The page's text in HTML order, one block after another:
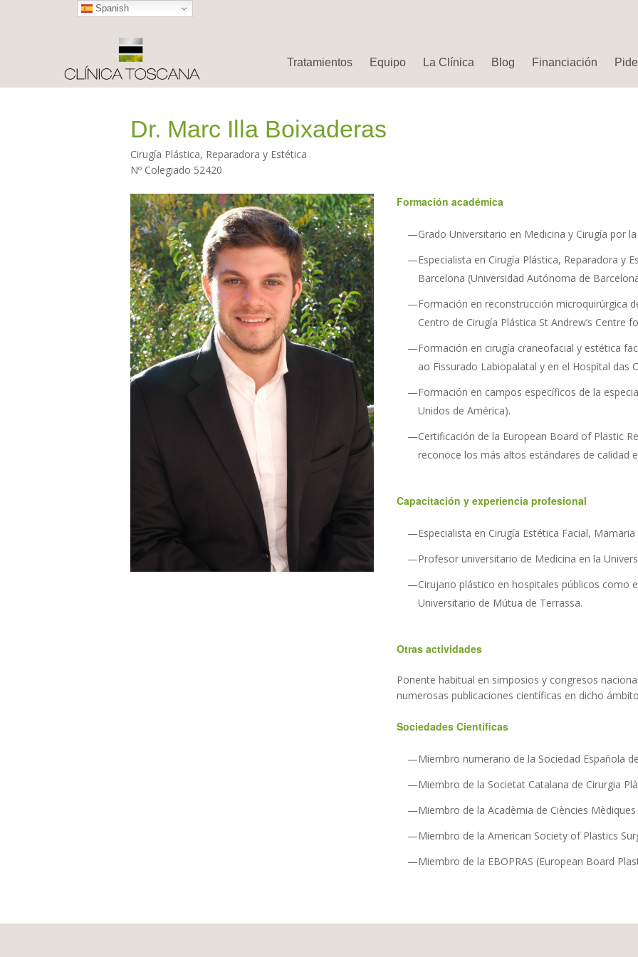
Tratamientos Equipo La Clínica Blog Financiación
Dr. Marc Illa Boixaderas
Cirugía Plástica, Reparadora y Estética
Nº Colegiado 52420
Formación académica
Grado Universitario en Medicina y Cirugía por
Especialista en Cirugía Plástica, Reparadora y
Barcelona (Universidad Autónoma de
Formación en reconstrucción microquirúrgica
Centro de Cirugía Plástica St Andrew’s Centre
Formación en cirugía craneofacial y estética
ao Fissurado Labiopalatal y en el Hospital das
Formación en campos específicos de la
Unidos de América).
Certificación de la European Board of Plastic
reconoce los más altos estándares de calidad
Capacitación y experiencia profesional
Especialista en Cirugía Estética Facial,
Profesor universitario de Medicina en la
Cirujano plástico en hospitales públicos como
Universitario de Mútua de Terrassa.
Otras actividades
Ponente habitual en simposios y congresos
numerosas publicaciones científicas en dicho
Sociedades Científicas
Miembro numerario de la Sociedad Española
Miembro de la Societat Catalana de Cirurgia
Miembro de la Acadèmia de Ciències
Miembro de la American Society of Plastics
Miembro de la EBOPRAS (European Board
Spanish